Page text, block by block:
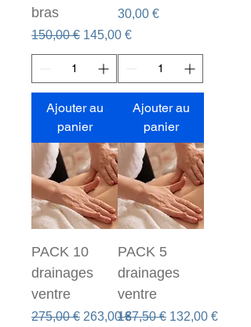
bras
Prix original
150,00 € Prix promotionnel
145,00 €
Ajouter au
panier
Prix
30,00 €
Ajouter au
panier
PACK 10
drainages
ventre
Prix original
275,00 € Prix promotionnel
263,00 €
PACK 5
drainages
ventre
Prix original
137,50 € Prix
132,00 €